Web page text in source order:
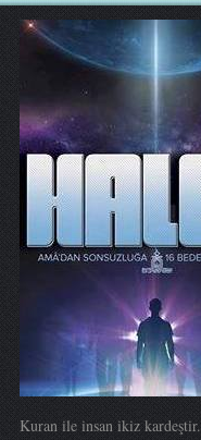
Kuran ile insan ikiz kardeştir.